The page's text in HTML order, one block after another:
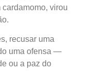
virou
recusar uma
uma ofensa —
ou a paz do